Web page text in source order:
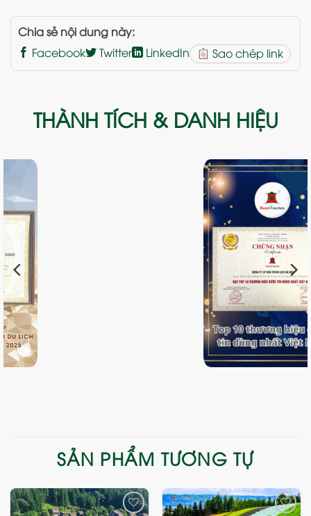
Chia sẻ nội dung này:
Facebook
Twitter LinkedIn Sao chép link
THÀNH TÍCH & DANH HIỆU
SẢN PHẨM TƯƠNG TỰ